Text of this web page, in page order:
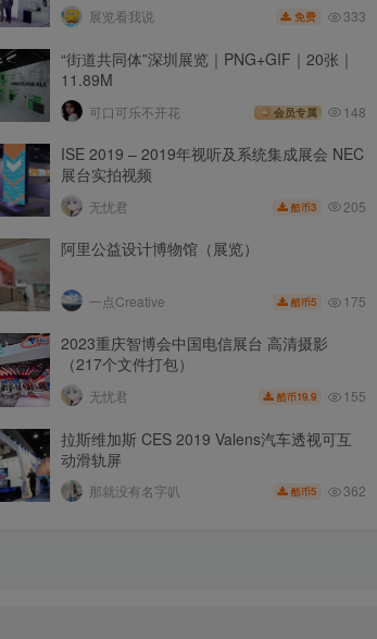
展览看我说 免费 333
“街道共同体”深圳展览｜PNG+GIF｜20张｜
11.89M
可口可乐不开花 会员专属 148
ISE 2019 – 2019年视听及系统集成展会 NEC
展台实拍视频
无忧君 酷币3 205
阿里公益设计博物馆（展览）
一点Creative 酷币5 175
2023重庆智博会中国电信展台 高清摄影
（217个文件打包）
无忧君 酷币19.9 155
拉斯维加斯 CES 2019 Valens汽车透视可互
动滑轨屏
那就没有名字叭 酷币5 362